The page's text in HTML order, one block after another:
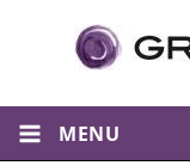
MENU